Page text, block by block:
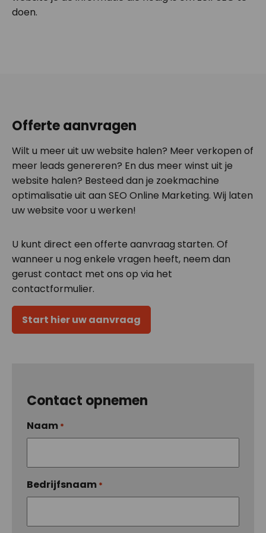
doen.
Offerte aanvragen
Wilt u meer uit uw website halen? Meer verkopen of
meer leads genereren? En dus meer winst uit je
website halen? Besteed dan je zoekmachine
optimalisatie uit aan SEO Online Marketing. Wij laten
uw website voor u werken!
U kunt direct een offerte aanvraag starten. Of
wanneer u nog enkele vragen heeft, neem dan
gerust contact met ons op via het
contactformulier.
Start hier uw aanvraag
Contact opnemen
Naam *
Bedrijfsnaam *